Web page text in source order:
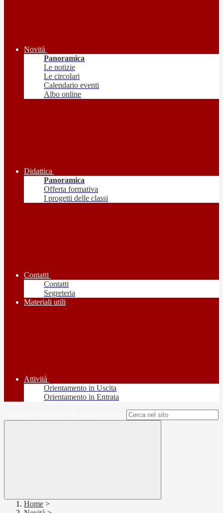
Novità
Panoramica
Le notizie
Le circolari
Calendario eventi
Albo online
Didattica
Panoramica
Offerta formativa
I progetti delle classi
Contatti
Contatti
Segreteria
Materiali utili
Attività
Orientamento in Uscita
Orientamento in Entrata
Home >